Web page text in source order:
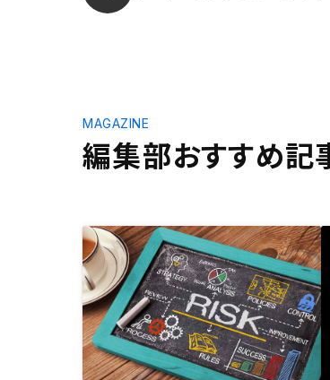
編集部おすすめ記
MAGAZINE